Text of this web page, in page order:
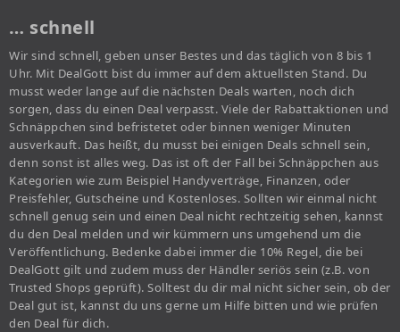
… schnell
Wir sind schnell, geben unser Bestes und das täglich von 8 bis 1
Uhr. Mit DealGott bist du immer auf dem aktuellsten Stand. Du
musst weder lange auf die nächsten Deals warten, noch dich
sorgen, dass du einen Deal verpasst. Viele der Rabattaktionen und
Schnäppchen sind befristetet oder binnen weniger Minuten
ausverkauft. Das heißt, du musst bei einigen Deals schnell sein,
denn sonst ist alles weg. Das ist oft der Fall bei Schnäppchen aus
Kategorien wie zum Beispiel Handyverträge, Finanzen, oder
Preisfehler, Gutscheine und Kostenloses. Sollten wir einmal nicht
schnell genug sein und einen Deal nicht rechtzeitig sehen, kannst
du den Deal melden und wir kümmern uns umgehend um die
Veröffentlichung. Bedenke dabei immer die 10% Regel, die bei
DealGott gilt und zudem muss der Händler seriös sein (z.B. von
Trusted Shops geprüft). Solltest du dir mal nicht sicher sein, ob der
Deal gut ist, kannst du uns gerne um Hilfe bitten und wie prüfen
den Deal für dich.